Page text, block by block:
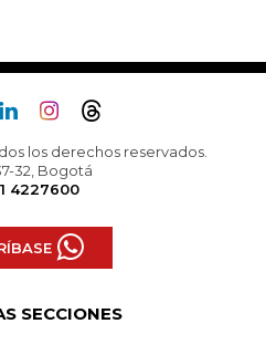
los derechos reservados.
32, Bogotá
4227600
SECCIONES